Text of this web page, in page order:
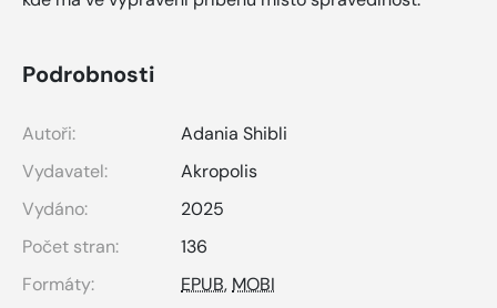
Podrobnosti
Autoři:
Adania Shibli
Vydavatel:
Akropolis
Vydáno:
2025
Počet stran:
136
Formáty:
EPUB, MOBI